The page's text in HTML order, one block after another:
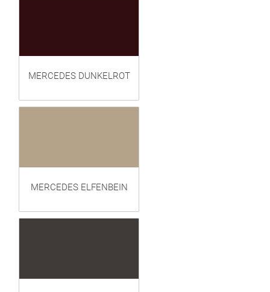
MERCEDES DUNKELROT
MERCEDES ELFENBEIN